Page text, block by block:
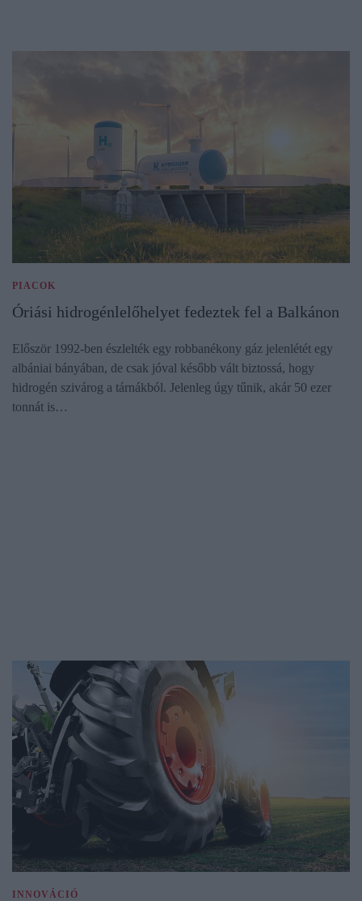
PIACOK
Óriási hidrogénlelőhelyet fedeztek fel a Balkánon
Először 1992-ben észlelték egy robbanékony gáz jelenlétét egy
albániai bányában, de csak jóval később vált biztossá, hogy
hidrogén szivárog a tárnákból. Jelenleg úgy tűnik, akár 50 ezer
tonnát is…
INNOVÁCIÓ